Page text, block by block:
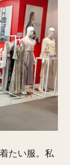
たい服。私